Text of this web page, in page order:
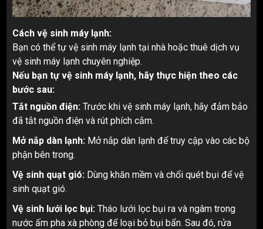
Cách vệ sinh máy lạnh:
Bạn có thể tự vệ sinh máy lạnh tại nhà hoặc thuê dịch vụ
vệ sinh máy lạnh chuyên nghiệp.
Nếu bạn tự vệ sinh máy lạnh, hãy thực hiện theo các
bước sau:
Tắt nguồn điện: Trước khi vệ sinh máy lạnh, hãy đảm bảo
đã tắt nguồn điện và rút phích cắm.
Mở nắp dàn lạnh: Mở nắp dàn lạnh để truy cập vào các bộ
phận bên trong.
Vệ sinh quạt gió: Dùng khăn mềm và chổi quét bụi để vệ
sinh quạt gió.
Vệ sinh lưới lọc bụi: Tháo lưới lọc bụi ra và ngâm trong
nước ấm pha xà phòng để loại bỏ bụi bẩn. Sau đó, rửa